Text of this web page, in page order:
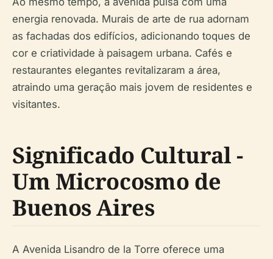
energia renovada. Murais de arte de rua adornam
as fachadas dos edifícios, adicionando toques de
cor e criatividade à paisagem urbana. Cafés e
restaurantes elegantes revitalizaram a área,
atraindo uma geração mais jovem de residentes e
visitantes.
Significado Cultural -
Um Microcosmo de
Buenos Aires
A Avenida Lisandro de la Torre oferece uma